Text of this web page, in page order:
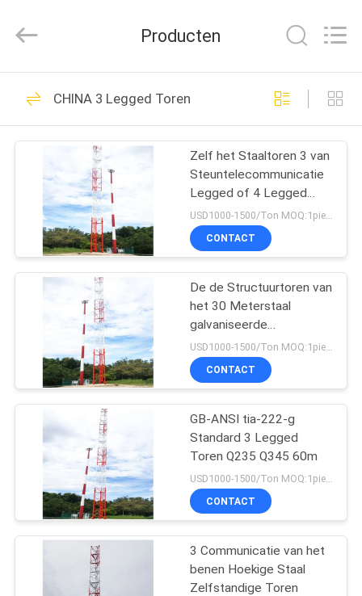
HUIS
PRODUCTEN
ONGEVEER
ONS
FABRIEKSREIS
KWALITEITSCONTROLE
CONTACTEER
ONS
NIEUWS
VERZOEK
OM
Structure
All
Reserved.
De Toren van het
hoekstaal
50
Tubulaire Staaltoren
33
Monopole
Staaltoren
Producten
CHINA 3 Legged Toren
Zelf het Staaltoren 3 van
Steuntelecommunicatie
Legged of 4 Legged
Tubulair
USD1000-1500/Ton MOQ:1piece
CONTACT
De de Structuurtoren van
het 30 Meterstaal
galvaniseerde
Zelfstandig
CONTACT
GB-ANSI tia-222-g
Standard 3 Legged
Toren Q235 Q345 60m
CONTACT
3 Communicatie van het
benen Hoekige Staal
Zelfstandige Toren